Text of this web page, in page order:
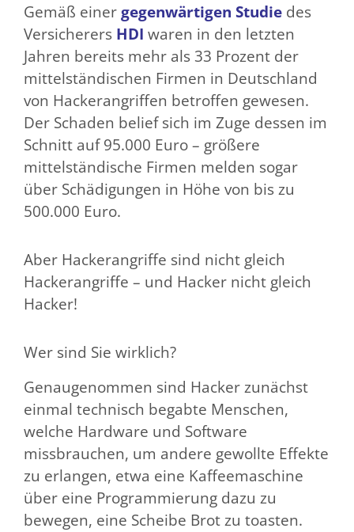
Gemäß einergegenwärtigen Studie des
Versicherers HDI waren in den letzten
Jahren bereits mehr als 33 Prozent der
mittelständischen Firmen in Deutschland
von Hackerangriffen betroffen gewesen.
Der Schaden belief sich im Zuge dessen im
Schnitt auf 95.000 Euro – größere
mittelständische Firmen melden sogar
über Schädigungen in Höhe von bis zu
500.000 Euro.
Aber Hackerangriffe sind nicht gleich
Hackerangriffe – und Hacker nicht gleich
Hacker!
Wer sind Sie wirklich?
Genaugenommen sind Hacker zunächst
einmal technisch begabte Menschen,
welche Hardware und Software
missbrauchen, um andere gewollte Effekte
zu erlangen, etwa eine Kaffeemaschine
über eine Programmierung dazu zu
bewegen, eine Scheibe Brot zu toasten.